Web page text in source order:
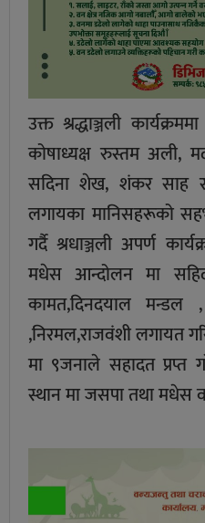
उक्त श्रद्धाञ्जली
कोषाध्यक्ष रुस्तम अली,
सदिना शेख, शंकर साह
लगायका मानिसहरूको
गर्दै श्रधाञ्जली अपर्ण
मधेस आन्दोलन मा
कामत,दिनदयाल
,निरमल,राजवंशी लगायत
मा ९जनाले सहादत प्रप्त
स्थान मा जसपा तथा मधेस